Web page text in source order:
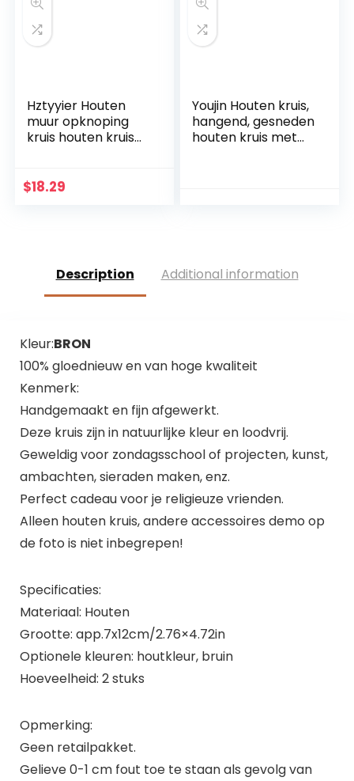
Hztyyier Houten
muur opknoping
kruis houten kruis
kruis, Jezus Christus
$18.29
Youjin Houten kruis,
hangend, gesneden
houten kruis met
Description Additional information
Kleur:BRON
100% gloednieuw en van hoge kwaliteit
Kenmerk:
Handgemaakt en fijn afgewerkt.
Deze kruis zijn in natuurlijke kleur en loodvrij.
Geweldig voor zondagsschool of projecten, kunst,
ambachten, sieraden maken, enz.
Perfect cadeau voor je religieuze vrienden.
Alleen houten kruis, andere accessoires demo op
de foto is niet inbegrepen!
Specificaties:
Materiaal: Houten
Grootte: app.7x12cm/2.76×4.72in
Optionele kleuren: houtkleur, bruin
Hoeveelheid: 2 stuks
Opmerking:
Geen retailpakket.
Gelieve 0-1 cm fout toe te staan als gevolg van